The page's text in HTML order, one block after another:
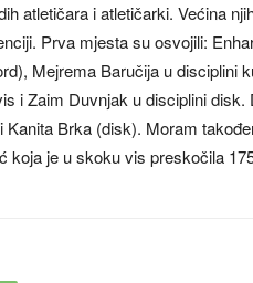
atletičara i atletičarki. Većina
Prva mjesta su osvojili:
Mejrema Baručija u disciplini
i Zaim Duvnjak u disciplini
Kanita Brka (disk). Moram
koja je u skoku vis preskočila